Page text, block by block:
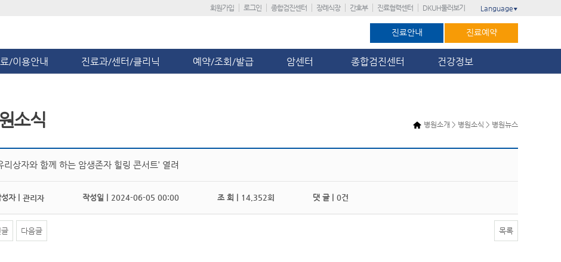
회원가입 로그인 종합검진센터 장례식장 간호부 진료협력센터 DKUH둘러보기 Language ▼
진료안내 진료예약
/이용안내 진료과/센터/클리닉 예약/조회/발급 암센터 종합검진센터 건강정보
병원소개 > 병원소식 > 병원뉴스
소식
리상자와 함께 하는 암생존자 힐링 콘서트’ 열려
자 | 관리자 작성일 | 2024-06-05 00:00 조 회 | 14,352회 댓 글 | 0건
글 다음글 목록